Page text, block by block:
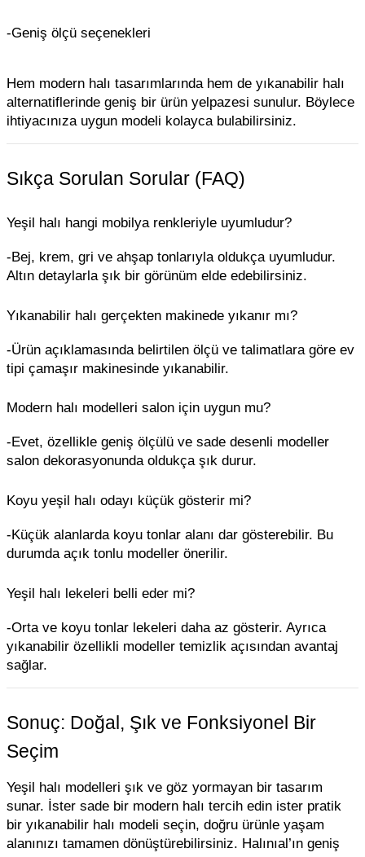
-Geniş ölçü seçenekleri
Hem modern halı tasarımlarında hem de yıkanabilir halı
alternatiflerinde geniş bir ürün yelpazesi sunulur. Böylece
ihtiyacınıza uygun modeli kolayca bulabilirsiniz.
Sıkça Sorulan Sorular (FAQ)
Yeşil halı hangi mobilya renkleriyle uyumludur?
-Bej, krem, gri ve ahşap tonlarıyla oldukça uyumludur.
Altın detaylarla şık bir görünüm elde edebilirsiniz.
Yıkanabilir halı gerçekten makinede yıkanır mı?
-Ürün açıklamasında belirtilen ölçü ve talimatlara göre ev
tipi çamaşır makinesinde yıkanabilir.
Modern halı modelleri salon için uygun mu?
-Evet, özellikle geniş ölçülü ve sade desenli modeller
salon dekorasyonunda oldukça şık durur.
Koyu yeşil halı odayı küçük gösterir mi?
-Küçük alanlarda koyu tonlar alanı dar gösterebilir. Bu
durumda açık tonlu modeller önerilir.
Yeşil halı lekeleri belli eder mi?
-Orta ve koyu tonlar lekeleri daha az gösterir. Ayrıca
yıkanabilir özellikli modeller temizlik açısından avantaj
sağlar.
Sonuç: Doğal, Şık ve Fonksiyonel Bir
Seçim
Yeşil halı modelleri şık ve göz yormayan bir tasarım
sunar. İster sade bir modern halı tercih edin ister pratik
bir yıkanabilir halı modeli seçin, doğru ürünle yaşam
alanınızı tamamen dönüştürebilirsiniz. Halınıal’ın geniş